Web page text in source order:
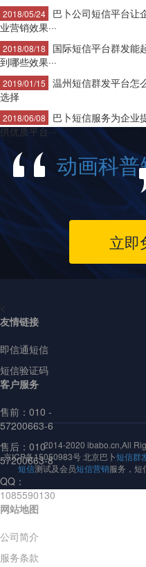
2018/05/24
巴卜公司短信平台让
业营销效果···
2018/08/18
国际短信平台群发能
到哪些效果···
2019/01/15
温州短信群发平台怎
选择
2018/06/08
巴卜短信服务为企业
供优质平台···
动画科
立即
<
友情链接
即信通短信
短信验证码
客户服务
售前： 010 -
57200663-6
售后：010 -
57200663-8
QQ：
1085590130
网站地图
公司简介
服务条款
2014-2020 ibabo.cn,All
京ICP备15050983号 北京巴卜短信群
短信测试及会员短信营销服务，短